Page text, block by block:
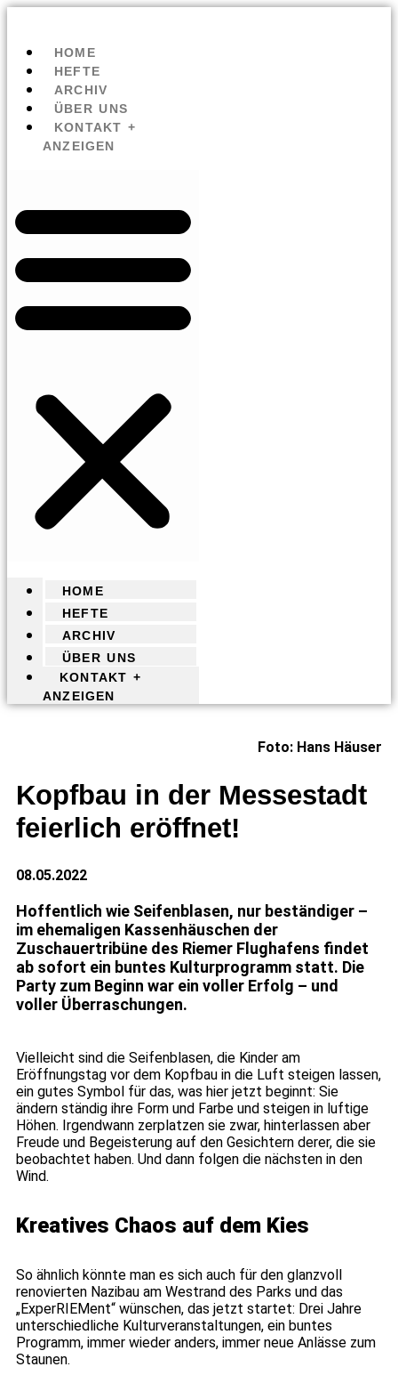
HOME
HEFTE
ARCHIV
ÜBER UNS
KONTAKT +
ANZEIGEN
HOME
HEFTE
ARCHIV
ÜBER UNS
KONTAKT +
ANZEIGEN
Foto: Hans Häuser
Kopfbau in der Messestadt
feierlich eröffnet!
08.05.2022
Hoffentlich wie Seifenblasen, nur beständiger –
im ehemaligen Kassenhäuschen der
Zuschauertribüne des Riemer Flughafens findet
ab sofort ein buntes Kulturprogramm statt. Die
Party zum Beginn war ein voller Erfolg – und
voller Überraschungen.
Vielleicht sind die Seifenblasen, die Kinder am
Eröffnungstag vor dem Kopfbau in die Luft steigen lassen,
ein gutes Symbol für das, was hier jetzt beginnt: Sie
ändern ständig ihre Form und Farbe und steigen in luftige
Höhen. Irgendwann zerplatzen sie zwar, hinterlassen aber
Freude und Begeisterung auf den Gesichtern derer, die sie
beobachtet haben. Und dann folgen die nächsten in den
Wind.
Kreatives Chaos auf dem Kies
So ähnlich könnte man es sich auch für den glanzvoll
renovierten Nazibau am Westrand des Parks und das
„ExperRIEMent“ wünschen, das jetzt startet: Drei Jahre
unterschiedliche Kulturveranstaltungen, ein buntes
Programm, immer wieder anders, immer neue Anlässe zum
Staunen.